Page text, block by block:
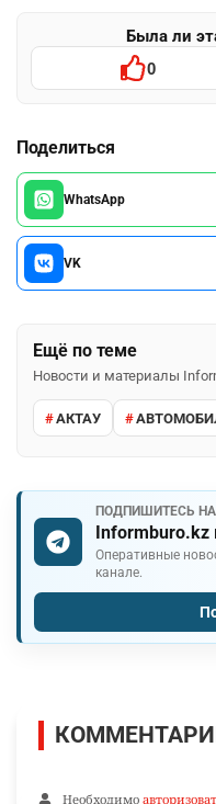
Была ли
0
Поделиться
WhatsApp
VK
Ещё по теме
Новости и материалы
АКТАУ
ПОДПИШИТЕСЬ
Informburo.kz
Оперативные
канале.
Необходимо